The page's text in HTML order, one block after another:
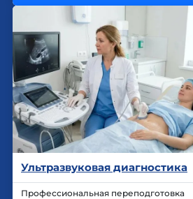
Ультразвуковая диагностика
Профессиональная переподготовка